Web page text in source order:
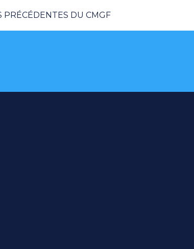
PRÉCÉDENTES DU CMGF